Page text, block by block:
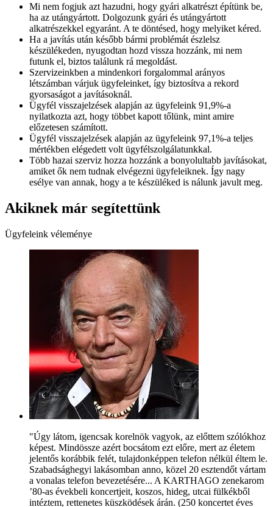
Mi nem fogjuk azt hazudni, hogy gyári alkatrészt építünk be,
ha az utángyártott. Dolgozunk gyári és utángyártott
alkatrészekkel egyaránt. A te döntésed, hogy melyiket kéred.
Ha a javítás után később bármi problémát észlelsz
készülékeden, nyugodtan hozd vissza hozzánk, mi nem
futunk el, biztos találunk rá megoldást.
Szervizeinkben a mindenkori forgalommal arányos
létszámban várjuk ügyfeleinket, így biztosítva a rekord
gyorsaságot a javításoknál.
Ügyfél visszajelzések alapján az ügyfeleink 91,9%-a
nyilatkozta azt, hogy többet kapott tőlünk, mint amire
előzetesen számított.
Ügyfél visszajelzések alapján az ügyfeleink 97,1%-a teljes
mértékben elégedett volt ügyfélszolgálatunkkal.
Több hazai szerviz hozza hozzánk a bonyolultabb javításokat,
amiket ők nem tudnak elvégezni ügyfeleiknek. Így nagy
esélye van annak, hogy a te készüléked is nálunk javult meg.
Akiknek már segítettünk
Ügyfeleink véleménye
"Úgy látom, igencsak korelnök vagyok, az előttem szólókhoz
képest. Mindössze azért bocsátom ezt előre, mert az életem
jelentős korábbik felét, tulajdonképpen telefon nélkül éltem le.
Szabadsághegyi lakásomban anno, közel 20 esztendőt vártam
a vonalas telefon bevezetésére... A KARTHAGO zenekarom
’80-as évekbeli koncertjeit, koszos, hideg, utcai fülkékből
intéztem, rettenetes küszködések árán. (250 koncertet éves